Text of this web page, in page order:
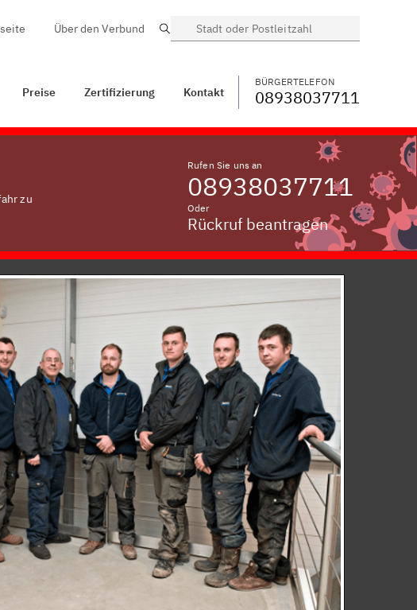
BÜRGERTELEFON WECHSELN
Über den Verbund Suche
Preise Zertifizierung Kontakt
BÜRGERTELEFON
08938037711
zu
Rufen Sie uns an
08938037711
Oder
Rückruf beantragen